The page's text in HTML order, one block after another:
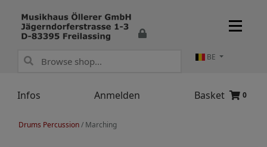
Infos Anmelden Basket 0
BE
Drums Percussion/ Marching